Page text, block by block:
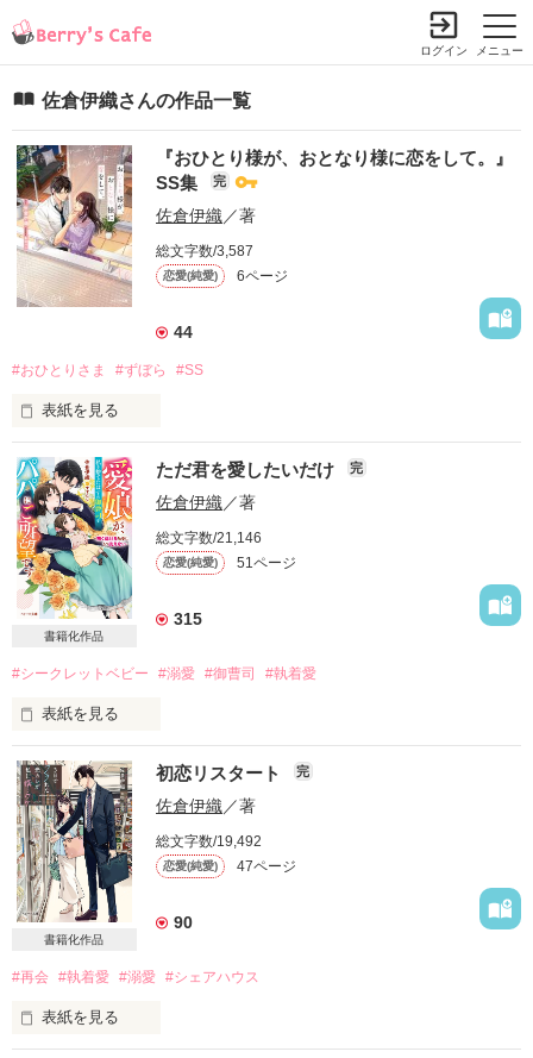
メニュー
ログイン
佐倉伊織さんの作品一覧
『おひとり様が、おとなり様に恋をして。』
SS集
完
佐倉伊織／著
総文字数/3,587
恋愛(純愛) 6ページ
44
#おひとりさま #ずぼら #SS
表紙を見る
ベリーズ文庫with
『おひとり様が、おとなり様に恋をして。』のSS集です。
Xでupしたもの+１篇になっています。
ファンメール特典です。
パスはファンメールでご確認ください。
書籍化作品
ただ君を愛したいだけ 完
佐倉伊織／著
総文字数/21,146
恋愛(純愛) 51ページ
315
#シークレットベビー #溺愛 #御曹司 #執着愛
表紙を見る
「俺は一日たりとも忘れたことはなかった。
君しか愛せないんだ」
四年前、私を捨てたはずの彼が
熱いまなざしで私を縛る。
こっそり産んだ娘がなついてしまい……
「智くん、だーいしゅき」
書籍化作品
初恋リスタート 完
佐倉伊織／著
総文字数/19,492
恋愛(純愛) 47ページ
90
#再会 #執着愛 #溺愛 #シェアハウス
表紙を見る